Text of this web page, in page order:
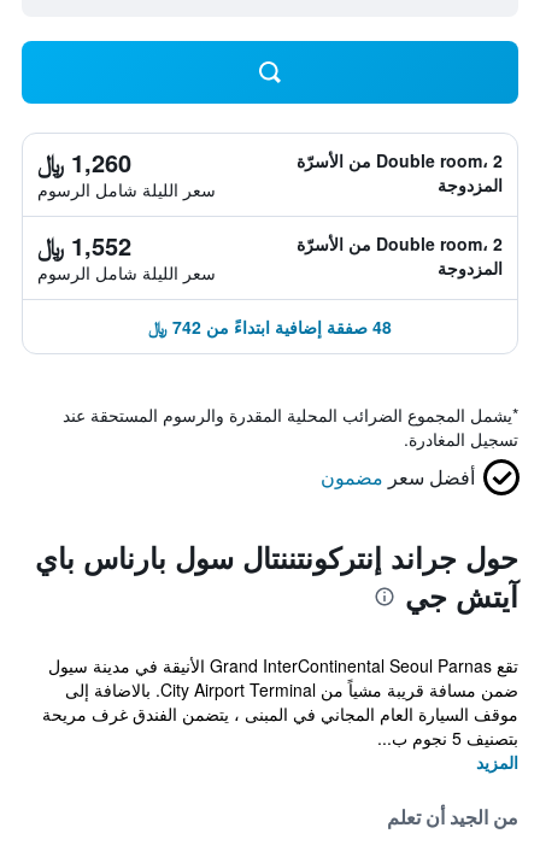
Double room، 2 من الأسرّة
المزدوجة
1,260 ﷼
سعر الليلة شامل الرسوم
Double room، 2 من الأسرّة
المزدوجة
1,552 ﷼
سعر الليلة شامل الرسوم
48 صفقة إضافية ابتداءً من 742 ﷼
*يشمل المجموع الضرائب المحلية المقدرة والرسوم المستحقة عند
تسجيل المغادرة.
أفضل سعر مضمون
حول جراند إنتركونتننتال سول بارناس باي
آيتش جي
تقع Grand InterContinental Seoul Parnas الأنيقة في مدينة سيول
ضمن مسافة قريبة مشياً من City Airport Terminal. بالاضافة إلى
موقف السيارة العام المجاني في المبنى ، يتضمن الفندق غرف مريحة
بتصنيف 5 نجوم ب...
المزيد
من الجيد أن تعلم